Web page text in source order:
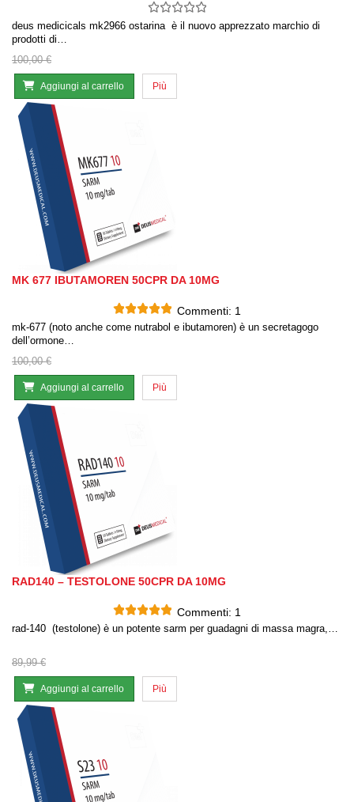
deus medicicals mk2966 ostarina è il nuovo apprezzato marchio di
prodotti di…
100,00 €
Aggiungi al carrello Più
MK 677 IBUTAMOREN 50CPR DA 10MG
Commenti: 1
mk-677 (noto anche come nutrabol e ibutamoren) è un secretagogo
dell’ormone…
100,00 €
Aggiungi al carrello Più
RAD140 – TESTOLONE 50CPR DA 10MG
Commenti: 1
rad-140 (testolone) è un potente sarm per guadagni di massa magra,…
89,99 €
Aggiungi al carrello Più